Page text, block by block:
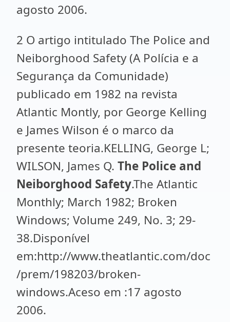
agosto 2006.
2 O artigo intitulado The Police and
Neiborghood Safety (A Polícia e a
Segurança da Comunidade)
publicado em 1982 na revista
Atlantic Montly, por George Kelling
e James Wilson é o marco da
presente teoria.KELLING, George L;
WILSON, James Q. The Police and
Neiborghood Safety.The Atlantic
Monthly; March 1982; Broken
Windows; Volume 249, No. 3; 29-
38.Disponível
em:http://www.theatlantic.com/doc
/prem/198203/broken-
windows.Aceso em :17 agosto
2006.